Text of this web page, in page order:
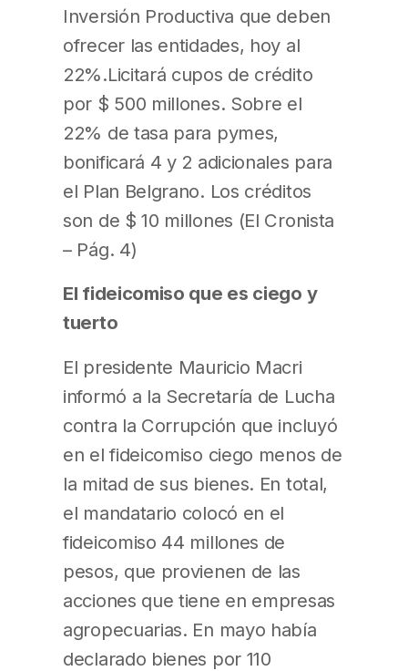
Inversión Productiva que deben
ofrecer las entidades, hoy al
22%.Licitará cupos de crédito
por $ 500 millones. Sobre el
22% de tasa para pymes,
bonificará 4 y 2 adicionales para
el Plan Belgrano. Los créditos
son de $ 10 millones (El Cronista
– Pág. 4)
El fideicomiso que es ciego y
tuerto
El presidente Mauricio Macri
informó a la Secretaría de Lucha
contra la Corrupción que incluyó
en el fideicomiso ciego menos de
la mitad de sus bienes. En total,
el mandatario colocó en el
fideicomiso 44 millones de
pesos, que provienen de las
acciones que tiene en empresas
agropecuarias. En mayo había
declarado bienes por 110